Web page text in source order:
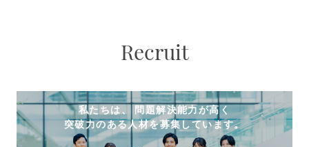
Recruit
私たちは、 問題解決能力が高く
突破力のある人材を募集しています。